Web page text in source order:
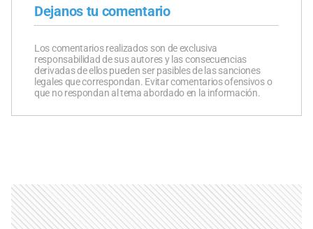
Dejanos tu comentario
Los comentarios realizados son de exclusiva
responsabilidad de sus autores y las consecuencias
derivadas de ellos pueden ser pasibles de las sanciones
legales que correspondan. Evitar comentarios ofensivos o
que no respondan al tema abordado en la información.